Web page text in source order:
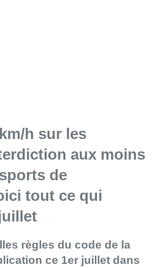
h sur les
aux moins
de
tout ce qui
règles du code de la
ce 1er juillet dans